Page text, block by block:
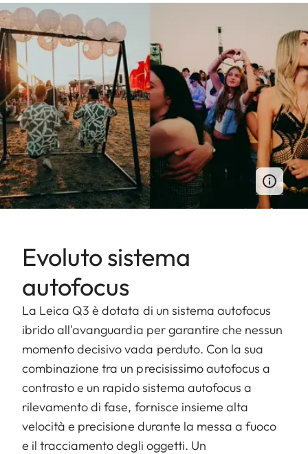
Evoluto sistema
autofocus
La Leica Q3 è dotata di un sistema autofocus
ibrido all'avanguardia per garantire che nessun
momento decisivo vada perduto. Con la sua
combinazione tra un precisissimo autofocus a
contrasto e un rapido sistema autofocus a
rilevamento di fase, fornisce insieme alta
velocità e precisione durante la messa a fuoco
e il tracciamento degli oggetti. Un